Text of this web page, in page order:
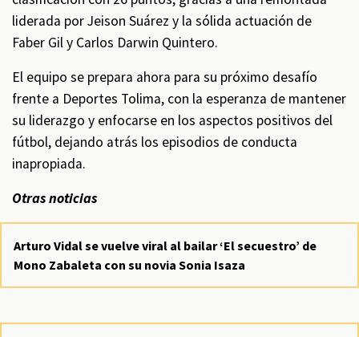
liderada por Jeison Suárez y la sólida actuación de
Faber Gil y Carlos Darwin Quintero.
El equipo se prepara ahora para su próximo desafío
frente a Deportes Tolima, con la esperanza de mantener
su liderazgo y enfocarse en los aspectos positivos del
fútbol, dejando atrás los episodios de conducta
inapropiada.
Otras noticias
Arturo Vidal se vuelve viral al bailar ‘El secuestro’ de
Mono Zabaleta con su novia Sonia Isaza